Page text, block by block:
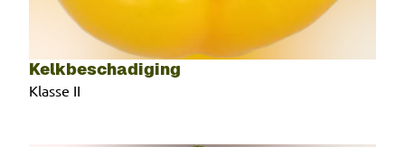
Kelkbeschadiging
Klasse II